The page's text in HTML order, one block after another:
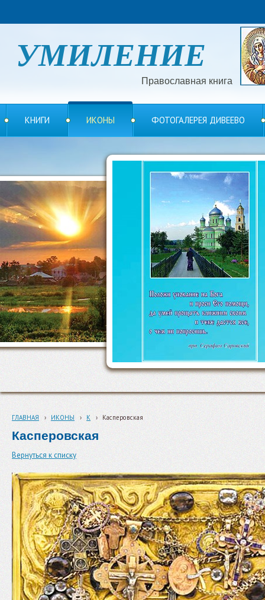
УМИЛЕНИЕ
Православная книга
КНИГИ ИКОНЫ ФОТОГАЛЕРЕЯ ДИВЕЕВО
ГЛАВНАЯ › ИКОНЫ › К › Касперовская
Касперовская
Вернуться к списку